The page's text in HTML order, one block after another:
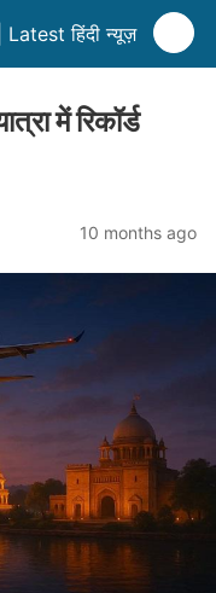
हिंदी न्यूज़
में रिकॉर्ड
10 months ago